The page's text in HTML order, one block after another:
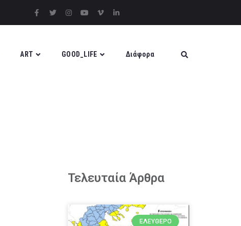
ART GOOD_LIFE Διάφορα
Τελευταία Άρθρα
ΕΛΕΎΘΕΡΟ